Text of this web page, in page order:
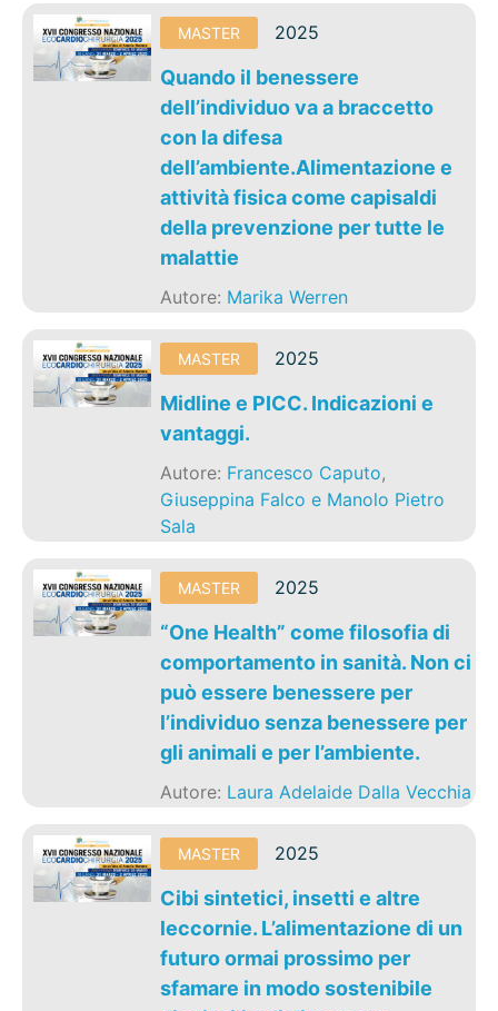
MASTER 2025
Quando il benessere
dell’individuo va a braccetto
con la difesa
dell’ambiente.Alimentazione e
attività fisica come capisaldi
della prevenzione per tutte le
malattie
Autore: Marika Werren
MASTER 2025
Midline e PICC. Indicazioni e
vantaggi.
Autore: Francesco Caputo,
Giuseppina Falco e Manolo Pietro
Sala
MASTER 2025
“One Health” come filosofia di
comportamento in sanità. Non ci
può essere benessere per
l’individuo senza benessere per
gli animali e per l’ambiente.
Autore: Laura Adelaide Dalla Vecchia
MASTER 2025
Cibi sintetici, insetti e altre
leccornie. L’alimentazione di un
futuro ormai prossimo per
sfamare in modo sostenibile